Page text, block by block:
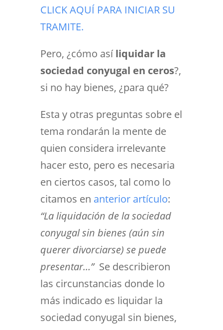
CLICK AQUÍ PARA INICIAR SU
TRAMITE.
Pero, ¿cómo asíliquidar la
sociedad conyugal en ceros?,
si no hay bienes, ¿para qué?
Esta y otras preguntas sobre el
tema rondarán la mente de
quien considera irrelevante
hacer esto, pero es necesaria
en ciertos casos, tal como lo
citamos en anterior artículo:
“La liquidación de la sociedad
conyugal sin bienes (aún sin
querer divorciarse) se puede
presentar…” Se describieron
las circunstancias donde lo
más indicado es liquidar la
sociedad conyugal sin bienes,